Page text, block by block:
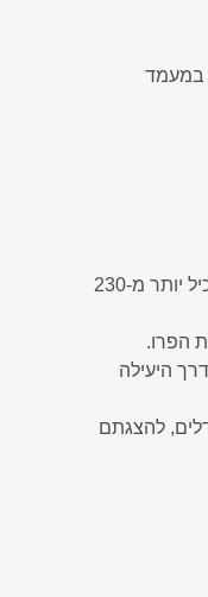
במעמד
הספר כולל חמישה פרקי לימוד ופרק שלם של תרגילים. זהו הספר המקיף ביותר הקיים בעברית ומכיל יותר מ-230
הפרו.
היעילה
להצגתם